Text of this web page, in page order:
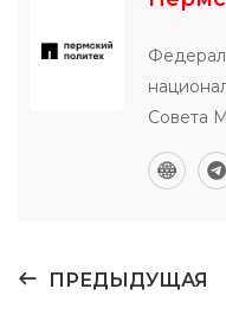
Совета
ПРЕДЫДУЩАЯ